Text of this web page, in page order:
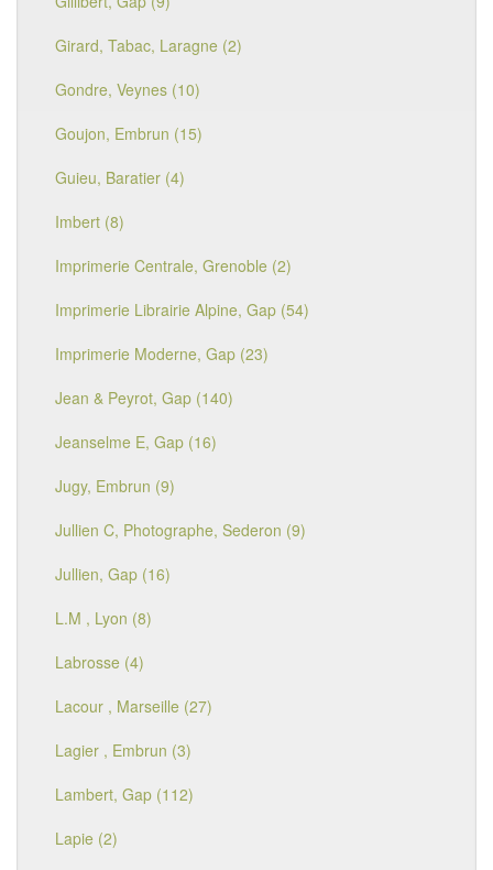
Girard, Tabac, Laragne (2)
Gondre, Veynes (10)
Goujon, Embrun (15)
Guieu, Baratier (4)
Imbert (8)
Imprimerie Centrale, Grenoble (2)
Imprimerie Librairie Alpine, Gap (54)
Imprimerie Moderne, Gap (23)
Jean & Peyrot, Gap (140)
Jeanselme E, Gap (16)
Jugy, Embrun (9)
Jullien C, Photographe, Sederon (9)
Jullien, Gap (16)
L.M , Lyon (8)
Labrosse (4)
Lacour , Marseille (27)
Lagier , Embrun (3)
Lambert, Gap (112)
Lapie (2)